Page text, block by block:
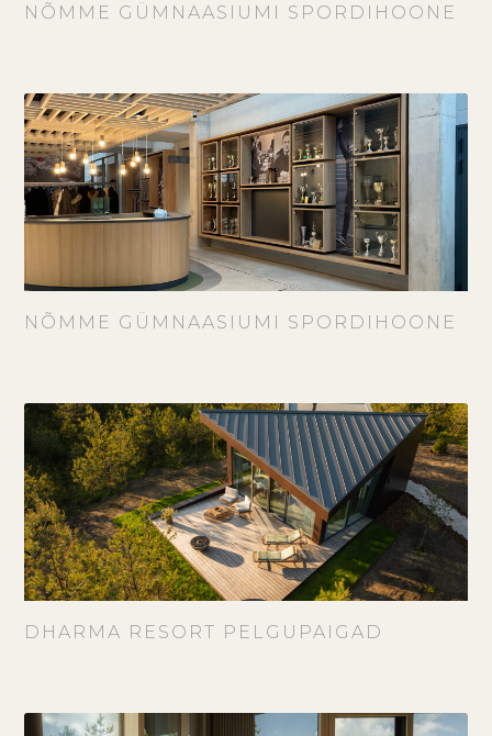
NÕMME GÜMNAASIUMI SPORDIHOONE
NÕMME GÜMNAASIUMI SPORDIHOONE
DHARMA RESORT PELGUPAIGAD